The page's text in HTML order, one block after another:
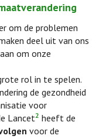
om de problemen
deel uit van ons
om onze
rol in te spelen.
de gezondheid
voor
Lancet2 heeft de
voor de